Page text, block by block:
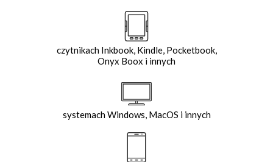
czytnikach Inkbook, Kindle, Pocketbook,
Onyx Boox i innych
systemach Windows, MacOS i innych